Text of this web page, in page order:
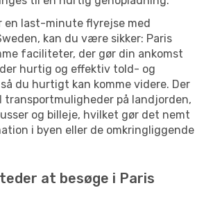
en last-minute flyrejse med
kan du være sikker: Paris
faciliteter, der gør din ankomst
hurtig og effektiv told- og
du hurtigt kan komme videre. Der
transportmuligheder på landjorden,
og billeje, hvilket gør det nemt
i byen eller de omkringliggende
at besøge i Paris